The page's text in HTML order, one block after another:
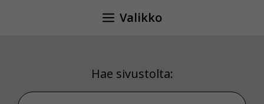
Valikko
Hae sivustolta:
Hae sivustolta